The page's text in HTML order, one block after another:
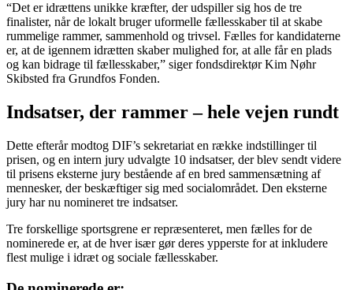
“Det er idrættens unikke kræfter, der udspiller sig hos de tre
finalister, når de lokalt bruger uformelle fællesskaber til at skabe
rummelige rammer, sammenhold og trivsel. Fæl­les for kan­di­da­ter­ne
er, at de igen­nem idræt­ten ska­ber mu­lig­he­d for, at alle får en plads
og kan bi­dra­ge til fæl­les­ska­ber,” siger fondsdirektør Kim Nøhr
Skibsted fra Grundfos Fonden.
Indsatser, der rammer – hele vejen rundt
Dette efterår modtog DIF’s sekretariat en række indstillinger til
prisen, og en intern jury udvalgte 10 indsatser, der blev sendt videre
til prisens eksterne jury bestående af en bred sammensætning af
mennesker, der beskæftiger sig med socialområdet. Den eksterne
jury har nu nomineret tre indsatser.
Tre forskellige sportsgrene er repræsenteret, men fælles for de
nominerede er, at de hver især gør deres ypperste for at inkludere
flest mulige i idræt og sociale fællesskaber.